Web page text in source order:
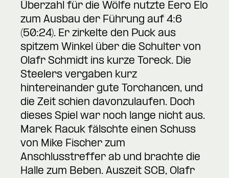
Überzahl für die Wölfe nutzte Eero Elo
zum Ausbau der Führung auf 4:6
(50:24). Er zirkelte den Puck aus
spitzem Winkel über die Schulter von
Olafr Schmidt ins kurze Toreck. Die
Steelers vergaben kurz
hintereinander gute Torchancen, und
die Zeit schien davonzulaufen. Doch
dieses Spiel war noch lange nicht aus.
Marek Racuk fälschte einen Schuss
von Mike Fischer zum
Anschlusstreffer ab und brachte die
Halle zum Beben. Auszeit SCB, Olafr